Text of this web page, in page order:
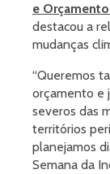
e
destacou a
mudanças
“Queremos
orçamento e
severos das
territórios
planejamos
Semana da